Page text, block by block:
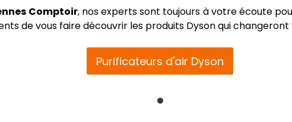
Comptoir, nos experts sont toujours à votre écoute
de vous faire découvrir les produits Dyson qui
Purificateurs d'air Dyson